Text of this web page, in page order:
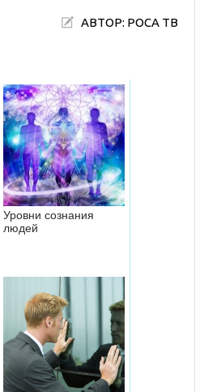
АВТОР: РОСА ТВ
Уровни сознания
людей